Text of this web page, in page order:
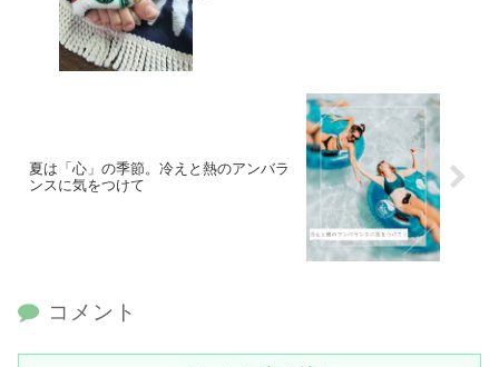
夏は「心」の季節。冷えと熱のアンバラ
ンスに気をつけて
コメント